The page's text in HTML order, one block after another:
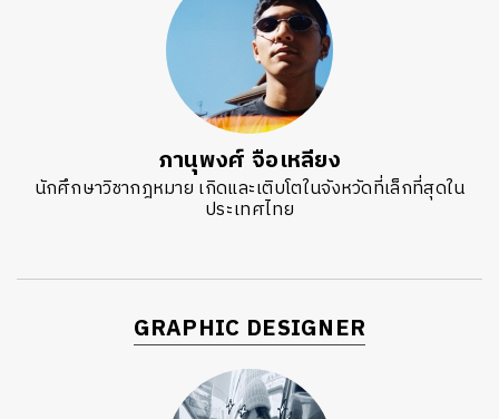
ภานุพงศ์ จือเหลียง
นักศึกษาวิชากฎหมาย เกิดและเติบโตในจังหวัดที่เล็กที่สุดใน
ประเทศไทย
GRAPHIC DESIGNER